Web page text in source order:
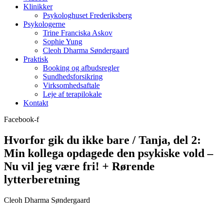
Klinikker
Psykologhuset Frederiksberg
Psykologerne
Trine Franciska Askov
Sophie Yung
Cleoh Dharma Søndergaard
Praktisk
Booking og afbudsregler
Sundhedsforsikring
Virksomhedsaftale
Leje af terapilokale
Kontakt
Facebook-f
Hvorfor gik du ikke bare / Tanja, del 2:
Min kollega opdagede den psykiske vold –
Nu vil jeg være fri! + Rørende
lytterberetning
Cleoh Dharma Søndergaard